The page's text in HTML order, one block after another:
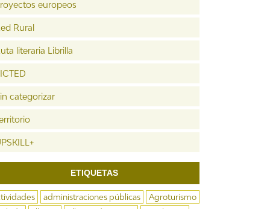
europeos
Rural
literaria Librilla
categorizar
ETIQUETAS
administraciones públicas
Agroturismo